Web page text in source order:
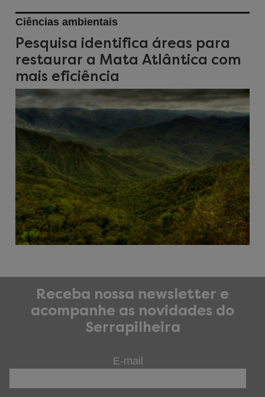
Ciências ambientais
Pesquisa identifica áreas para
restaurar a Mata Atlântica com
mais eficiência
Receba nossa newsletter e
acompanhe as novidades do
Serrapilheira
E-mail